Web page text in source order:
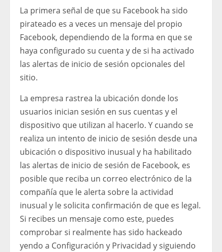
La primera señal de que su Facebook ha sido
pirateado es a veces un mensaje del propio
Facebook, dependiendo de la forma en que se
haya configurado su cuenta y de si ha activado
las alertas de inicio de sesión opcionales del
sitio.
La empresa rastrea la ubicación donde los
usuarios inician sesión en sus cuentas y el
dispositivo que utilizan al hacerlo. Y cuando se
realiza un intento de inicio de sesión desde una
ubicación o dispositivo inusual y ha habilitado
las alertas de inicio de sesión de Facebook, es
posible que reciba un correo electrónico de la
compañía que le alerta sobre la actividad
inusual y le solicita confirmación de que es legal.
Si recibes un mensaje como este, puedes
comprobar si realmente has sido hackeado
yendo a Configuración y Privacidad y siguiendo